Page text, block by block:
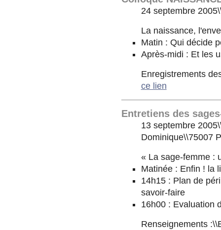
24 septembre
La naissance,
Matin : Qui décide
Après-midi : Et les
Enregistrements
ce lien
Entretiens des
13 septembre
Dominique\\75007
« La sage-femme :
Matinée : Enfin ! la
14h15 : Plan de
savoir-faire
16h00 : Evaluation
Renseignements